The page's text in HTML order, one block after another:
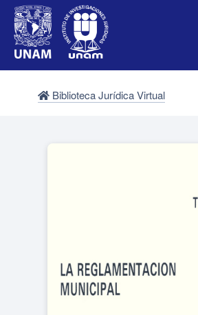
Biblioteca Jurídica Virtual